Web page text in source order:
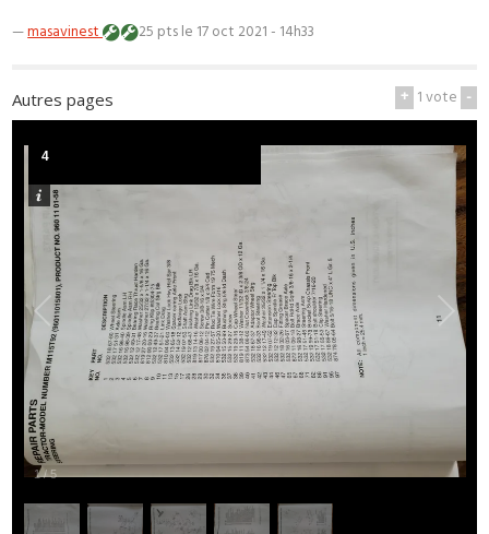
—masavinest 25 ptsle 17 oct 2021 - 14h33
+ 1vote -
Autres pages
1/5
4